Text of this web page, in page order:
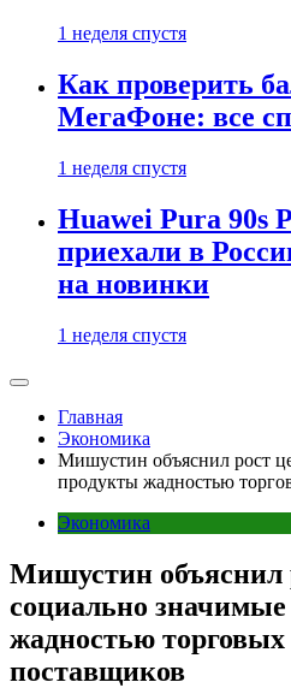
1 неделя спустя
Как проверить
МегаФоне: все
1 неделя спустя
Huawei Pura 90s
приехали в
на новинки
1 неделя спустя
Главная
Экономика
Мишустин объяснил рост
продукты жадностью
Экономика
Мишустин объяснил
социально
жадностью торговых
поставщиков